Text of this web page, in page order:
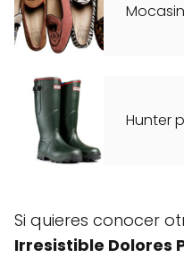
Hunter
Si quieres conocer
Irresistible Dolores